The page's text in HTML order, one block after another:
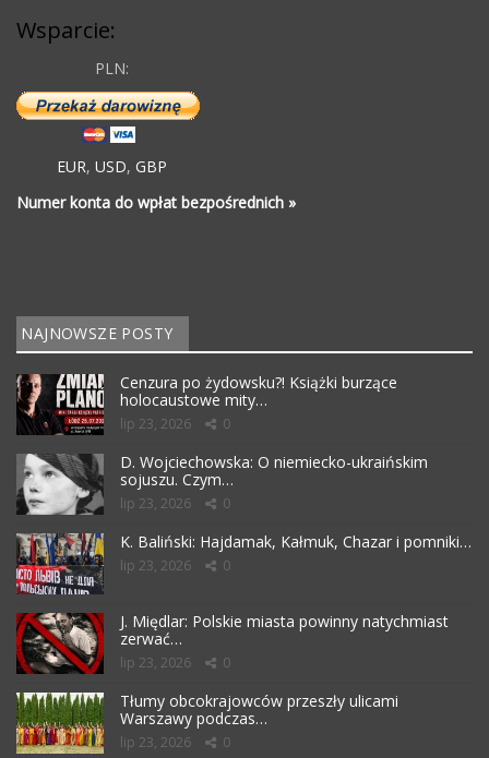
Wsparcie:
PLN:
EUR, USD, GBP
Numer konta do wpłat bezpośrednich »
NAJNOWSZE POSTY
Cenzura po żydowsku?! Książki burzące
holocaustowe mity…
lip 23, 2026 0
D. Wojciechowska: O niemiecko-ukraińskim
sojuszu. Czym…
lip 23, 2026 0
K. Baliński: Hajdamak, Kałmuk, Chazar i pomniki…
lip 23, 2026 0
J. Międlar: Polskie miasta powinny natychmiast
zerwać…
lip 23, 2026 0
Tłumy obcokrajowców przeszły ulicami
Warszawy podczas…
lip 23, 2026 0